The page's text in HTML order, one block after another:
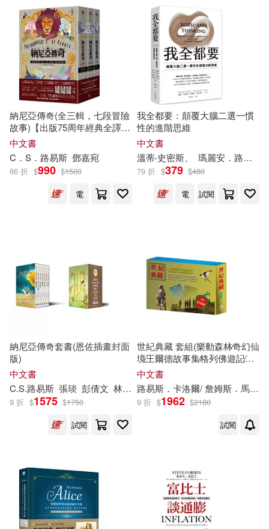
（瑞典）塞爾瑪·拉格洛芙(35)
知信陽光(32)
（法）羅曼·羅蘭(31)
藤間麗(26) （法）凡爾納(26)
丈月城(25) 墨刻編輯部(24)
百官網公職師資群(23)
（英）亞瑟·柯南·道爾(22)
（瑞典）塞爾瑪·拉格洛夫(18)
（瑞典）拉格洛夫(18)
（英）柯南·道爾，厲河(17)
中國地圖出版社(16)
Linfair Records Limited(215)
譯林出版社(172)
博樂伯樂(165)
匯識教育出版社(158)
東立(155)
人民文學出版社(149)
人民郵電出版社(129)
harmonia mundi(121)
台灣全球高爾夫媒體(114)
BIS(111)
社會科學文獻出版社(110)
ECM(103)
可海外宅配(12891)
可港澳店取(11643)
可新加坡店取(10928)
可菲律賓店取(11948)
電子書 (可複選)
適合手機平板閱讀(603)
適合平板閱讀(363)
免費電子書(4)
其他 (可複選)
現在可購買商品(6089)
納尼亞傳奇(全三輯，七段冒險
故事)【出版75周年經典全譯
版】
中文書
C．S． 路易斯 鄧嘉宛
66 折 $990 $1500
電
我全都要：顛覆大腦二選一慣
性的進階思維
中文書
溫蒂‧史密斯、
瑪麗安． 路易斯
79 折 $379 $480
電
試閱
納尼亞傳奇套書(恩佐插畫封面
版)
中文書
C.S.路易斯 張琰 彭倩文 林靜華
9 折 $1575 $1750
試閱
世紀典藏 套組(樂動森林∕奇幻仙
境∕王爾德故事集∕格列佛遊記∕小
鹿斑比∕小王子)
中文書
路易斯 ．卡洛爾/ 詹姆斯．馬修．巴里/
9 折 $1962 $2180
試閱